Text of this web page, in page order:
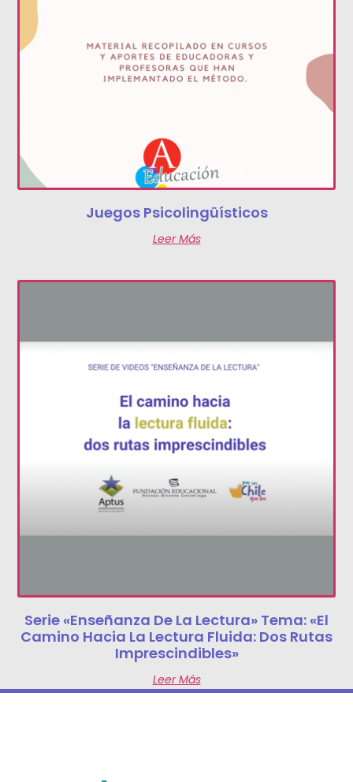
Juegos Psicolingüísticos
Leer Más
Serie «Enseñanza De La Lectura» Tema: «El
Camino Hacia La Lectura Fluida: Dos Rutas
Imprescindibles»
Leer Más